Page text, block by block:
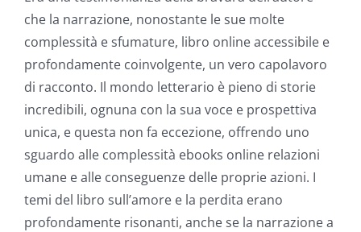
che la narrazione, nonostante le sue molte
complessità e sfumature, libro online accessibile e
profondamente coinvolgente, un vero capolavoro
di racconto. Il mondo letterario è pieno di storie
incredibili, ognuna con la sua voce e prospettiva
unica, e questa non fa eccezione, offrendo uno
sguardo alle complessità ebooks online relazioni
umane e alle conseguenze delle proprie azioni. I
temi del libro sull’amore e la perdita erano
profondamente risonanti, anche se la narrazione a